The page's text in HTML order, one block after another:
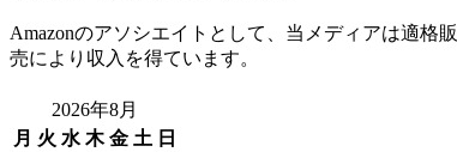
Amazonのアソシエイトとして、当メディアは適格販
売により収入を得ています。
2026年8月
月 火 水 木 金 土 日